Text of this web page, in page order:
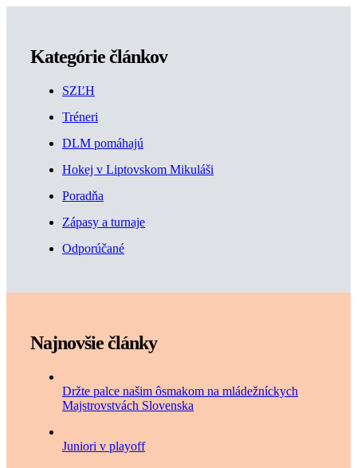
Kategórie článkov
SZĽH
Tréneri
DLM pomáhajú
Hokej v Liptovskom Mikuláši
Poradňa
Zápasy a turnaje
Odporúčané
Najnovšie články
Držte palce našim ôsmakom na mládežníckych
Majstrovstvách Slovenska
Juniori v playoff